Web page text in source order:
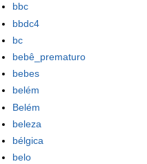
bbc
bbdc4
bc
bebê_prematuro
bebes
belém
Belém
beleza
bélgica
belo